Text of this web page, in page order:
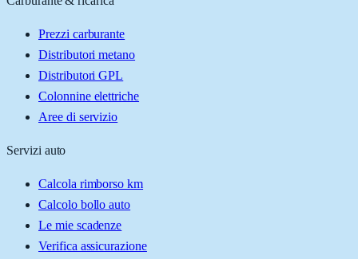
Prezzi carburante
Distributori metano
Distributori GPL
Colonnine elettriche
Aree di servizio
Servizi auto
Calcola rimborso km
Calcolo bollo auto
Le mie scadenze
Verifica assicurazione